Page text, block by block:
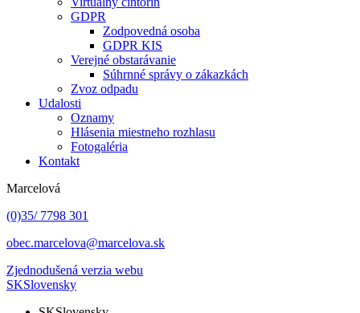
GDPR
Zodpovedná osoba
GDPR KIS
Verejné obstarávanie
Súhrnné správy o zákazkách
Zvoz odpadu
Udalosti
Oznamy
Hlásenia miestneho rozhlasu
Fotogaléria
Kontakt
Marcelová
(0)35/ 7798 301
obec.marcelova@marcelova.sk
Zjednodušená verzia webu
SKSlovensky